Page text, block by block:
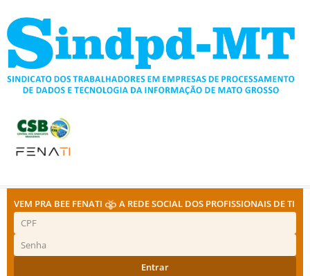
para
conteúdo
VEM PRA BEE FENATI A REDE SOCIAL DOS PROFISSIONAIS DE TI
Entrar